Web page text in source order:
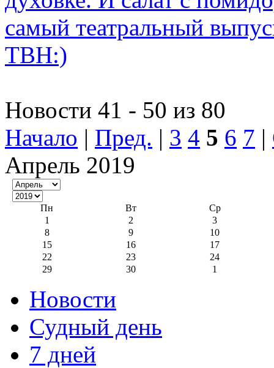
самый театральный
ТВН:)
Новости 41 - 50 из 80
Начало | Пред. | 3 4 5 6 7 |
Апрель 2019
Пн Вт
Ср
1
2
3
8
9
10
15
16
17
22
23
24
29
30 1
Новости
Судный день
7 дней